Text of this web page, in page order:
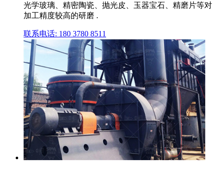
光学玻璃、精密陶瓷、抛光皮、玉器宝石、精磨片等对
加工精度较高的研磨 .
联系电话: 180 3780 8511